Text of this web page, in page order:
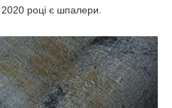
році є шпалери.